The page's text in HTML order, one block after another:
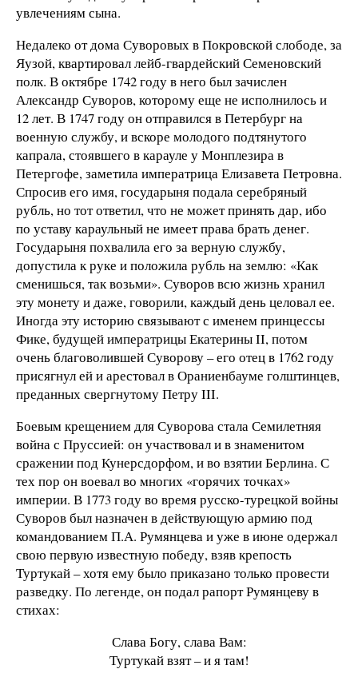
увлечениям сына.
Недалеко от дома Суворовых в Покровской слободе, за
Яузой, квартировал лейб-гвардейский Семеновский
полк. В октябре 1742 году в него был зачислен
Александр Суворов, которому еще не исполнилось и
12 лет. В 1747 году он отправился в Петербург на
военную службу, и вскоре молодого подтянутого
капрала, стоявшего в карауле у Монплезира в
Петергофе, заметила императрица Елизавета Петровна.
Спросив его имя, государыня подала серебряный
рубль, но тот ответил, что не может принять дар, ибо
по уставу караульный не имеет права брать денег.
Государыня похвалила его за верную службу,
допустила к руке и положила рубль на землю: «Как
сменишься, так возьми». Суворов всю жизнь хранил
эту монету и даже, говорили, каждый день целовал ее.
Иногда эту историю связывают с именем принцессы
Фике, будущей императрицы Екатерины II, потом
очень благоволившей Суворову – его отец в 1762 году
присягнул ей и арестовал в Ораниенбауме голштинцев,
преданных свергнутому Петру III.
Боевым крещением для Суворова стала Семилетняя
война с Пруссией: он участвовал и в знаменитом
сражении под Кунерсдорфом, и во взятии Берлина. С
тех пор он воевал во многих «горячих точках»
империи. В 1773 году во время русско-турецкой войны
Суворов был назначен в действующую армию под
командованием П.А. Румянцева и уже в июне одержал
свою первую известную победу, взяв крепость
Туртукай – хотя ему было приказано только провести
разведку. По легенде, он подал рапорт Румянцеву в
стихах:
Слава Богу, слава Вам:
Туртукай взят – и я там!